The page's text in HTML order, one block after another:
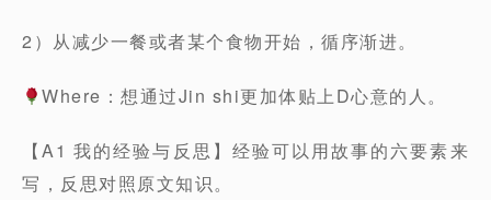
2）从减少一餐或者某个食物开始，循序渐进。
Where：想通过Jin shi更加体贴上D心意的人。
【A1 我的经验与反思】经验可以用故事的六要素来
写，反思对照原文知识。